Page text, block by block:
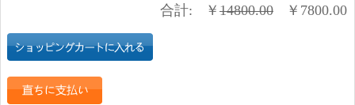
合計: ￥ 14800.00 ￥ 7800.00